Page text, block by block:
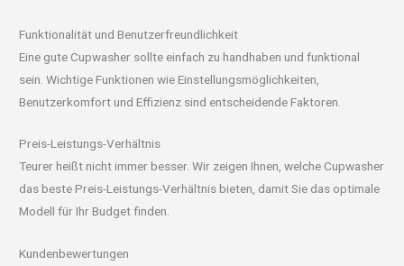
Funktionalität und Benutzerfreundlichkeit
Eine gute Cupwasher sollte einfach zu handhaben und funktional
sein. Wichtige Funktionen wie Einstellungsmöglichkeiten,
Benutzerkomfort und Effizienz sind entscheidende Faktoren.
Preis-Leistungs-Verhältnis
Teurer heißt nicht immer besser. Wir zeigen Ihnen, welche Cupwasher
das beste Preis-Leistungs-Verhältnis bieten, damit Sie das optimale
Modell für Ihr Budget finden.
Kundenbewertungen